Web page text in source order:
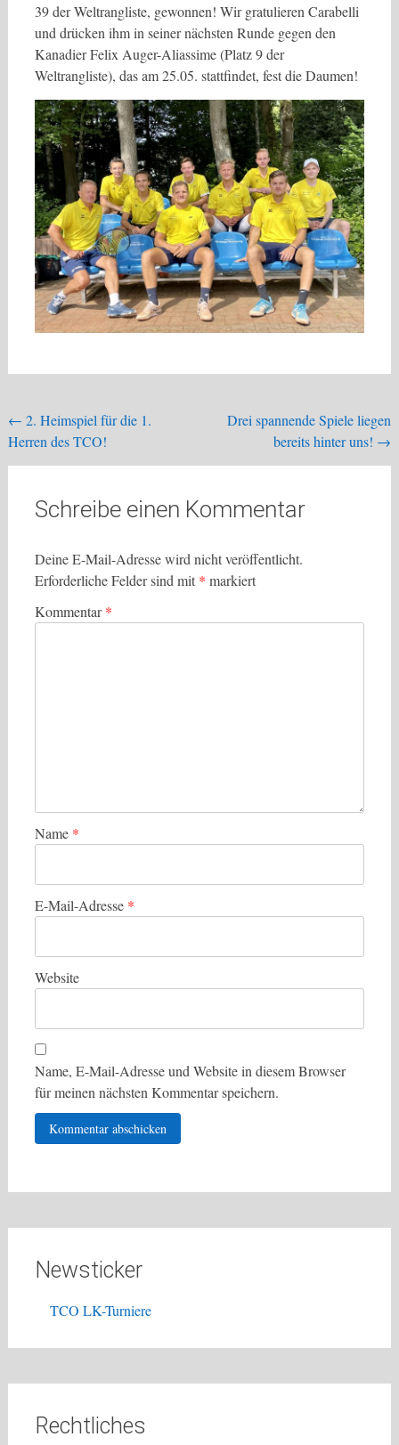
39 der Weltrangliste, gewonnen! Wir gratulieren Carabelli
und drücken ihm in seiner nächsten Runde gegen den
Kanadier Felix Auger-Aliassime (Platz 9 der
Weltrangliste), das am 25.05. stattfindet, fest die Daumen!
Beitragsnavigation
← 2. Heimspiel für die 1.
Herren des TCO!
Drei spannende Spiele liegen
bereits hinter uns! →
Schreibe einen Kommentar
Deine E-Mail-Adresse wird nicht veröffentlicht.
Erforderliche Felder sind mit * markiert
Kommentar*
Name *
E-Mail-Adresse *
Website
Name, E-Mail-Adresse und Website in diesem Browser
für meinen nächsten Kommentar speichern.
Newsticker
TCO LK-Turniere
Rechtliches